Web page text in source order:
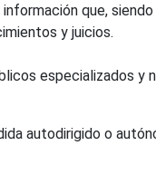
que,
y juicios.
especializados y
autodirigido o